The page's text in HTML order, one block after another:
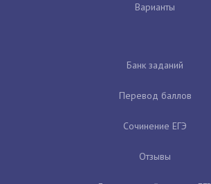
Варианты
Банк заданий
Перевод баллов
Сочинение ЕГЭ
Отзывы